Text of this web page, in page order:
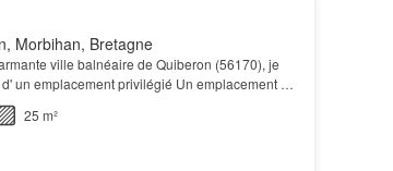
Morbihan, Bretagne
ville balnéaire de Quiberon (56170), je
un emplacement privilégié Un emplacement de
dans ce bi…
25 m²